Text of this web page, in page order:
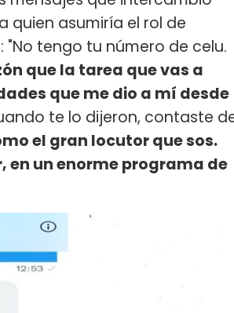
quien asumiría el rol de
tengo tu número de celu.
que la tarea que vas a
que me dio a mí desde
te lo dijeron, contaste
el gran locutor que sos.
en un enorme programa de